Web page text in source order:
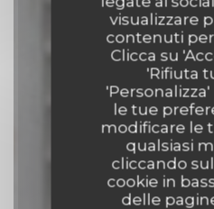
visualizzare
contenuti
Clicca su
'Rifiuta
le tue
modificare le
qualsiasi
cliccando
cookie in
delle
CATERING |